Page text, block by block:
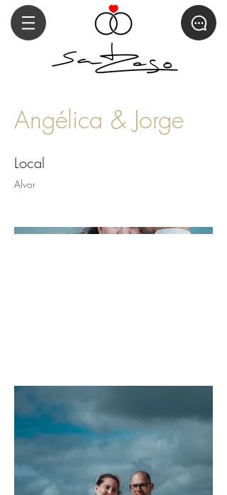
Angélica & Jorge
Local
Alvor